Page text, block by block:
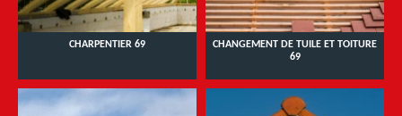
CHARPENTIER 69
CHANGEMENT DE TUILE ET TOITURE
69